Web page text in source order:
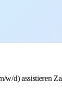
w/d) assistieren